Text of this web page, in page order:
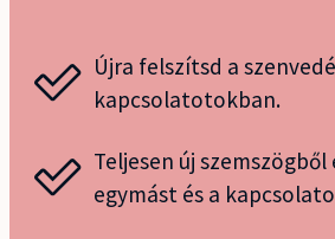
Újra felszítsd a
kapcsolatotokban.
Teljesen új
egymást és a